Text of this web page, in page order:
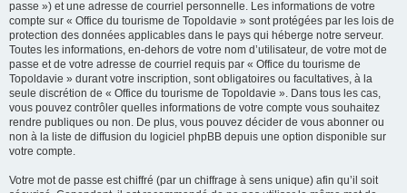
passe ») et une adresse de courriel personnelle. Les informations de votre
compte sur « Office du tourisme de Topoldavie » sont protégées par les lois de
protection des données applicables dans le pays qui héberge notre serveur.
Toutes les informations, en-dehors de votre nom d’utilisateur, de votre mot de
passe et de votre adresse de courriel requis par « Office du tourisme de
Topoldavie » durant votre inscription, sont obligatoires ou facultatives, à la
seule discrétion de « Office du tourisme de Topoldavie ». Dans tous les cas,
vous pouvez contrôler quelles informations de votre compte vous souhaitez
rendre publiques ou non. De plus, vous pouvez décider de vous abonner ou
non à la liste de diffusion du logiciel phpBB depuis une option disponible sur
votre compte.
Votre mot de passe est chiffré (par un chiffrage à sens unique) afin qu’il soit